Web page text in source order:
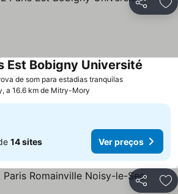
Partilhar
de som para estadias tranquilas
Est Bobigny Université
a 16.6 km de Mitry-Mory
14 sites Ver preços
Partilhar